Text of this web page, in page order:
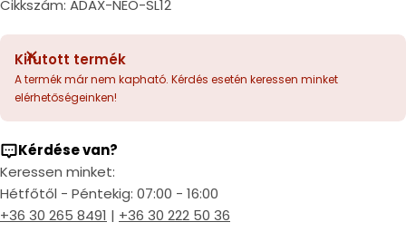
Cikkszám: ADAX-NEO-SL12
Kifutott termék
A termék már nem kapható. Kérdés esetén keressen minket
elérhetőségeinken!
Kérdése van?
Keressen minket:
Hétfőtől - Péntekig: 07:00 - 16:00
+36 30 265 8491 | +36 30 222 50 36